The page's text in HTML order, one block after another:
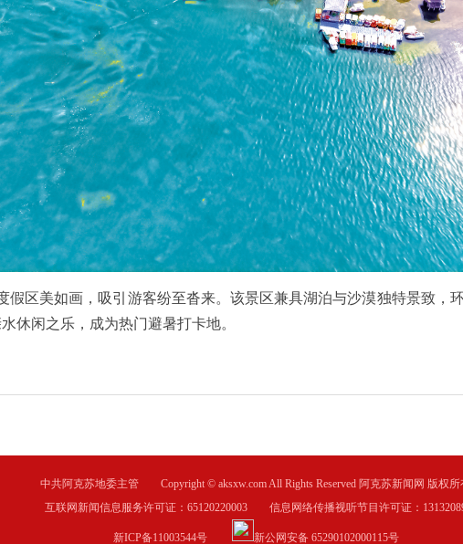
美如画，吸引游客纷至沓来。该景区兼具湖泊与沙漠独特景致，
休闲之乐，成为热门避暑打卡地。
中共阿克苏地委主管 Copyright © aksxw.com All Rights Reserved 阿克苏新闻网 版权所
互联网新闻信息服务许可证：65120220003 信息网络传播视听节目许可证：
新ICP备11003544号 新公网安备 65290102000115号